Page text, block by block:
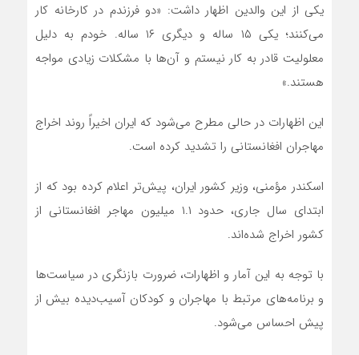
یکی از این والدین اظهار داشت: «دو فرزندم در کارخانه کار
می‌کنند؛ یکی ۱۵ ساله و دیگری ۱۶ ساله. خودم به دلیل
معلولیت قادر به کار نیستم و آن‌ها با مشکلات زیادی مواجه
هستند.»
این اظهارات در حالی مطرح می‌شود که ایران اخیراً روند اخراج
مهاجران افغانستانی را تشدید کرده است.
اسکندر مؤمنی، وزیر کشور ایران، پیش‌تر اعلام کرده بود که از
ابتدای سال جاری، حدود ۱.۱ میلیون مهاجر افغانستانی از
کشور اخراج شده‌اند.
با توجه به این آمار و اظهارات، ضرورت بازنگری در سیاست‌ها
و برنامه‌های مرتبط با مهاجران و کودکان آسیب‌دیده بیش از
پیش احساس می‌شود.